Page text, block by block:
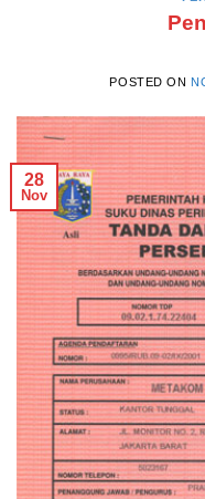
POSTED ON
28
Nov